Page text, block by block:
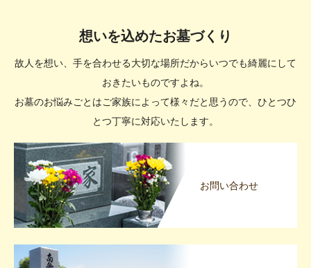
想いを込めたお墓づくり
故人を想い、手を合わせる大切な場所だからいつでも綺麗にして
おきたいものですよね。
お墓のお悩みごとはご家族によって様々だと思うので、ひとつひ
とつ丁寧に対応いたします。
お問い合わせ